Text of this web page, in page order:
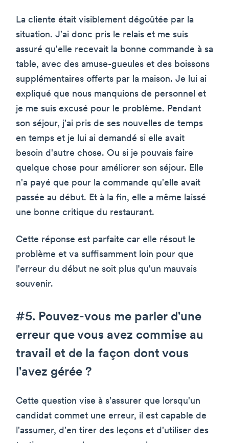
La cliente était visiblement dégoûtée par la
situation. J'ai donc pris le relais et me suis
assuré qu'elle recevait la bonne commande à sa
table, avec des amuse-gueules et des boissons
supplémentaires offerts par la maison. Je lui ai
expliqué que nous manquions de personnel et
je me suis excusé pour le problème. Pendant
son séjour, j'ai pris de ses nouvelles de temps
en temps et je lui ai demandé si elle avait
besoin d'autre chose. Ou si je pouvais faire
quelque chose pour améliorer son séjour. Elle
n'a payé que pour la commande qu'elle avait
passée au début. Et à la fin, elle a même laissé
une bonne critique du restaurant.
Cette réponse est parfaite car elle résout le
problème et va suffisamment loin pour que
l'erreur du début ne soit plus qu'un mauvais
souvenir.
#5. Pouvez-vous me parler d'une
erreur que vous avez commise au
travail et de la façon dont vous
l'avez gérée ?
Cette question vise à s'assurer que lorsqu'un
candidat commet une erreur, il est capable de
l'assumer, d'en tirer des leçons et d'utiliser des